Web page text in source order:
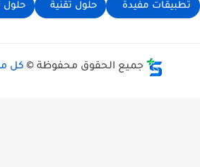
مفيدة حلول تقنية حلول
جميع الحقوق محفوظة © كل ما